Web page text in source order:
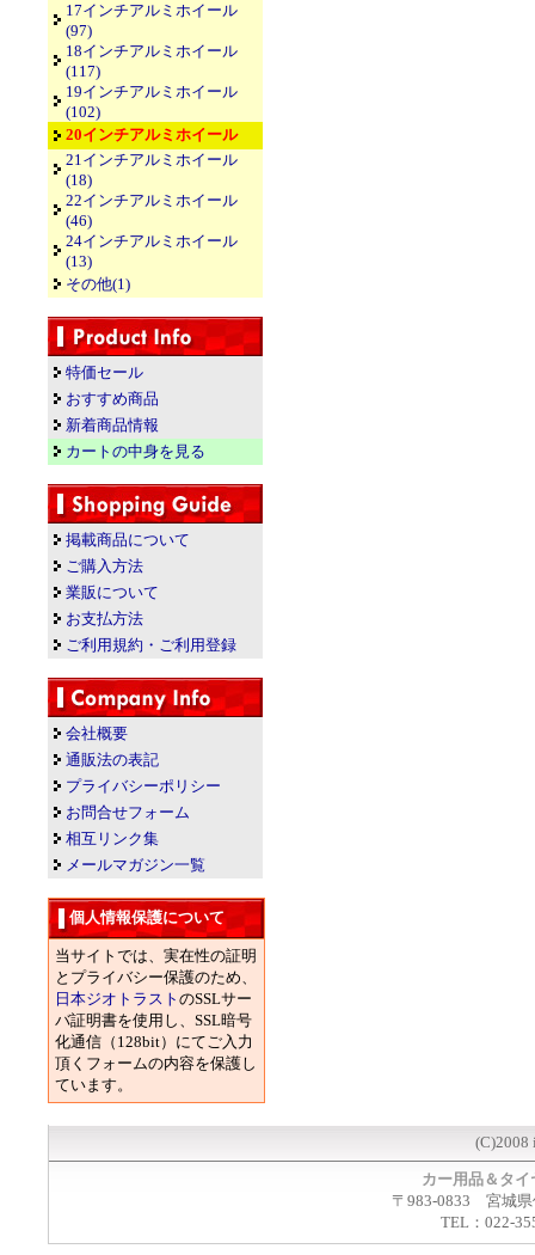
17インチアルミホイール
(97)
18インチアルミホイール
(117)
19インチアルミホイール
(102)
20インチアルミホイール
21インチアルミホイール
(18)
22インチアルミホイール
(46)
24インチアルミホイール
(13)
その他(1)
特価セール
おすすめ商品
新着商品情報
カートの中身を見る
掲載商品について
ご購入方法
業販について
お支払方法
ご利用規約・ご利用登録
会社概要
通販法の表記
プライバシーポリシー
お問合せフォーム
相互リンク集
メールマガジン一覧
個人情報保護について
当サイトでは、実在性の証明
とプライバシー保護のため、
日本ジオトラスト のSSLサー
バ証明書を使用し、SSL暗号
化通信（128bit）にてご入力
頂くフォームの内容を保護し
ています。
(C)2008
カー用品＆タ
〒983-0833 宮城県
TEL：022-